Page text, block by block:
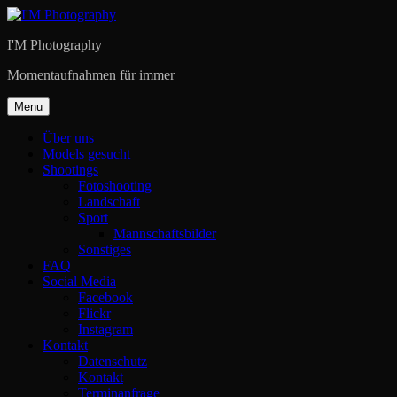
Skip
content
I'M Photography
Momentaufnahmen für immer
Menu
Über uns
Models gesucht
Shootings
Fotoshooting
Landschaft
Sport
Mannschaftsbilder
Sonstiges
FAQ
Social Media
Facebook
Flickr
Instagram
Kontakt
Datenschutz
Kontakt
Terminanfrage